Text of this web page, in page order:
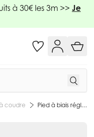
à 30€ les 3m >> Je
coudre Pied à biais réglable